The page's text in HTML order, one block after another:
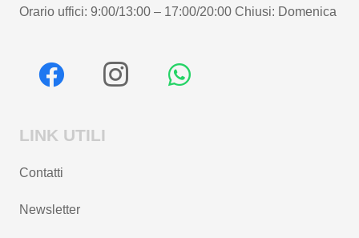
Orario uffici: 9:00/13:00 – 17:00/20:00 Chiusi: Domenica
LINK UTILI
Contatti
Newsletter